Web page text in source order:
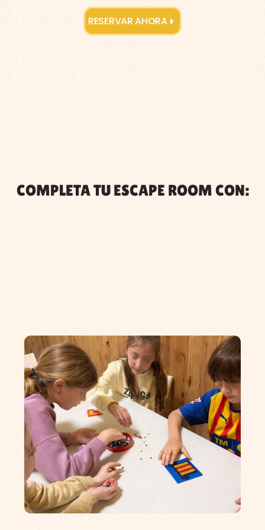
RESERVAR AHORA
COMPLETA TU ESCAPE ROOM CON: